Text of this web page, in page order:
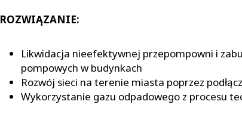
ROZWIĄZANIE:
Likwidacja nieefektywnej przepompowni i
pompowych w budynkach
Rozwój sieci na terenie miasta poprzez
Wykorzystanie gazu odpadowego z procesu